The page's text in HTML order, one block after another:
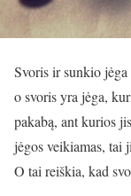
Svoris ir sunkio
o svoris yra jėga,
pakabą, ant kurios
jėgos veikiamas, tai
O tai reiškia, kad